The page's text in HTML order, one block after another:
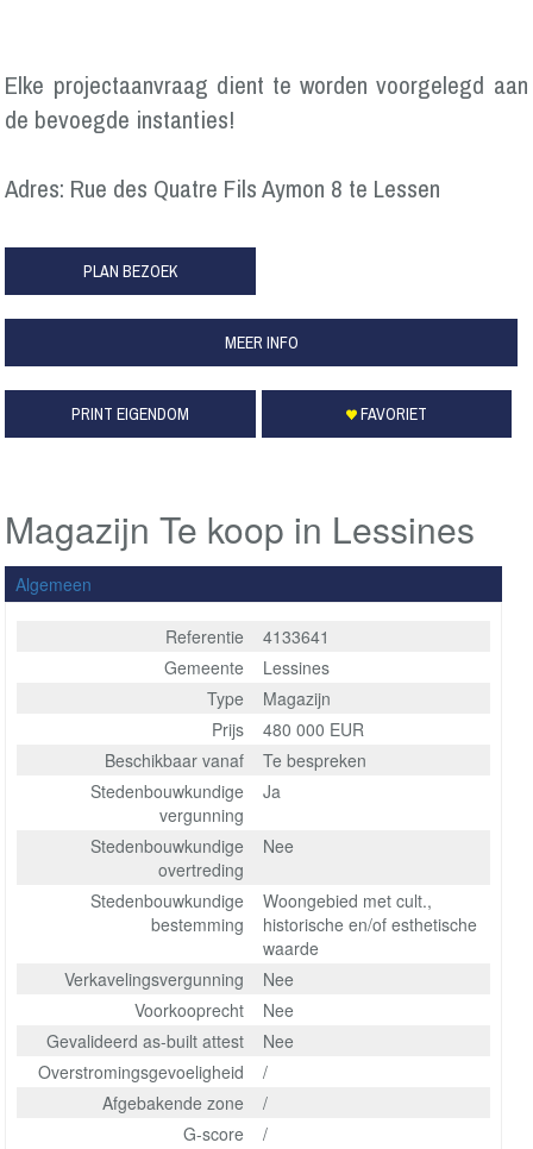
Elke projectaanvraag dient te worden voorgelegd aan
de bevoegde instanties!
Adres: Rue des Quatre Fils Aymon 8 te Lessen
PLAN BEZOEK
MEER INFO
PRINT EIGENDOM FAVORIET
Magazijn Te koop in Lessines
Algemeen
Referentie
4133641
Gemeente
Lessines
Type
Magazijn
Prijs
480 000 EUR
Beschikbaar vanaf
Te bespreken
Stedenbouwkundige
vergunning
Ja
Stedenbouwkundige
overtreding
Nee
Stedenbouwkundige
bestemming
Woongebied met cult.,
historische en/of esthetische
waarde
Verkavelingsvergunning
Nee
Voorkooprecht
Nee
Gevalideerd as-built attest
Nee
Overstromingsgevoeligheid
/
Afgebakende zone
/
G-score
/